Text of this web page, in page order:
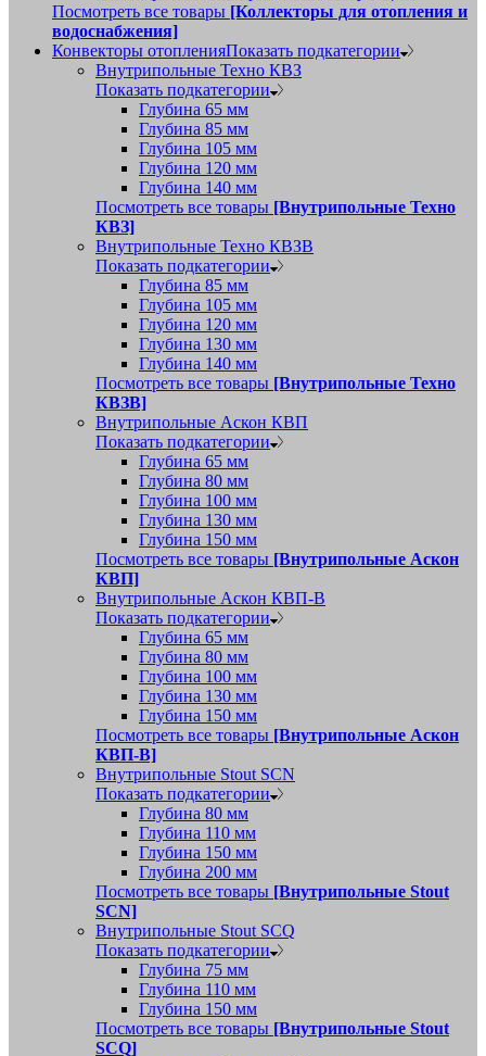
Посмотреть все товары [Коллекторы для отопления и
водоснабжения]
Конвекторы отопленияПоказать подкатегории
Внутрипольные Техно КВЗ
Показать подкатегории
Глубина 65 мм
Глубина 85 мм
Глубина 105 мм
Глубина 120 мм
Глубина 140 мм
Посмотреть все товары [Внутрипольные Техно
КВЗ]
Внутрипольные Техно КВЗВ
Показать подкатегории
Глубина 85 мм
Глубина 105 мм
Глубина 120 мм
Глубина 130 мм
Глубина 140 мм
Посмотреть все товары [Внутрипольные Техно
КВЗВ]
Внутрипольные Аскон КВП
Показать подкатегории
Глубина 65 мм
Глубина 80 мм
Глубина 100 мм
Глубина 130 мм
Глубина 150 мм
Посмотреть все товары [Внутрипольные Аскон
КВП]
Внутрипольные Аскон КВП-В
Показать подкатегории
Глубина 65 мм
Глубина 80 мм
Глубина 100 мм
Глубина 130 мм
Глубина 150 мм
Посмотреть все товары [Внутрипольные Аскон
КВП-В]
Внутрипольные Stout SCN
Показать подкатегории
Глубина 80 мм
Глубина 110 мм
Глубина 150 мм
Глубина 200 мм
Посмотреть все товары [Внутрипольные Stout
SCN]
Внутрипольные Stout SCQ
Показать подкатегории
Глубина 75 мм
Глубина 110 мм
Глубина 150 мм
Посмотреть все товары [Внутрипольные Stout
SCQ]